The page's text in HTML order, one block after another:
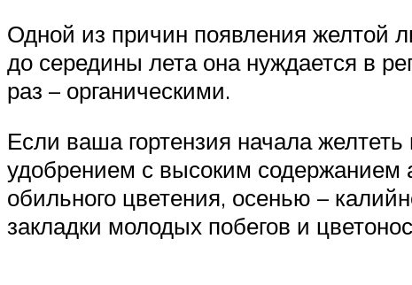
Одной из причин появления желтой
до середины лета она нуждается в
раз – органическими.
Если ваша гортензия начала
удобрением с высоким содержанием
обильного цветения, осенью –
закладки молодых побегов и